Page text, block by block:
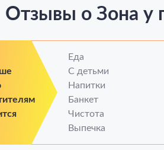
Отзывы о Зона у
Еда
С детьми
Напитки
Банкет
Чистота
Выпечка